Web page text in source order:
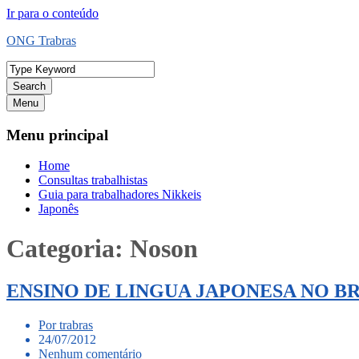
Ir para o conteúdo
ONG Trabras
Search
Menu
Menu principal
Home
Consultas trabalhistas
Guia para trabalhadores Nikkeis
Japonês
Categoria: Noson
ENSINO DE LINGUA JAPONESA NO
Por trabras
24/07/2012
Nenhum comentário